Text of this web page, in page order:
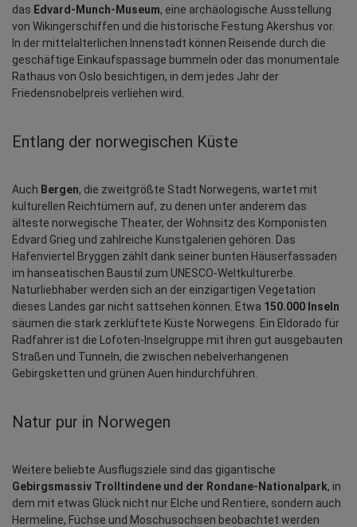
das Edvard-Munch-Museum, eine archäologische Ausstellung
von Wikingerschiffen und die historische Festung Akershus vor.
In der mittelalterlichen Innenstadt können Reisende durch die
geschäftige Einkaufspassage bummeln oder das monumentale
Rathaus von Oslo besichtigen, in dem jedes Jahr der
Friedensnobelpreis verliehen wird.
Entlang der norwegischen Küste
Auch Bergen, die zweitgrößte Stadt Norwegens, wartet mit
kulturellen Reichtümern auf, zu denen unter anderem das
älteste norwegische Theater, der Wohnsitz des Komponisten
Edvard Grieg und zahlreiche Kunstgalerien gehören. Das
Hafenviertel Bryggen zählt dank seiner bunten Häuserfassaden
im hanseatischen Baustil zum UNESCO-Weltkulturerbe.
Naturliebhaber werden sich an der einzigartigen Vegetation
dieses Landes gar nicht sattsehen können. Etwa 150.000 Inseln
säumen die stark zerklüftete Küste Norwegens. Ein Eldorado für
Radfahrer ist die Lofoten-Inselgruppe mit ihren gut ausgebauten
Straßen und Tunneln, die zwischen nebelverhangenen
Gebirgsketten und grünen Auen hindurchführen.
Natur pur in Norwegen
Gebirgsmassiv Trolltindene und der Rondane-Nationalpark, in
dem mit etwas Glück nicht nur Elche und Rentiere, sondern auch
Hermeline, Füchse und Moschusochsen beobachtet werden